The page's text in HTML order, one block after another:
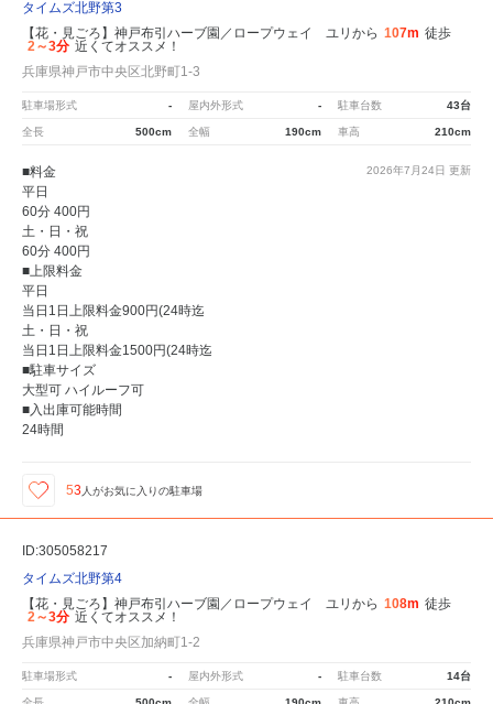
タイムズ北野第3
【花・見ごろ】神戸布引ハーブ園／ロープウェイ ユリから 107m 徒歩
2～3分 近くてオススメ！
兵庫県神戸市中央区北野町1-3
駐車場形式 - 屋内外形式 - 駐車台数 43台
全長 500cm 全幅 190cm 車高 210cm
2026年7月24日 更新
■料金
平日
60分 400円
土・日・祝
60分 400円
■上限料金
平日
当日1日上限料金900円(24時迄
土・日・祝
当日1日上限料金1500円(24時迄
■駐車サイズ
大型可 ハイルーフ可
■入出庫可能時間
24時間
53人がお気に入りの駐車場
ID:305058217
タイムズ北野第4
【花・見ごろ】神戸布引ハーブ園／ロープウェイ ユリから 108m 徒歩
2～3分 近くてオススメ！
兵庫県神戸市中央区加納町1-2
駐車場形式 - 屋内外形式 - 駐車台数 14台